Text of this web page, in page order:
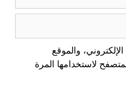
والموقع
لاستخدامها المرة